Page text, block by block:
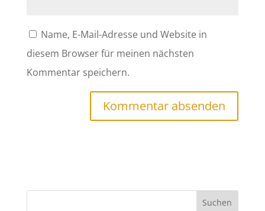
Name, E-Mail-Adresse und Website in
diesem Browser für meinen nächsten
Kommentar speichern.
Suchen